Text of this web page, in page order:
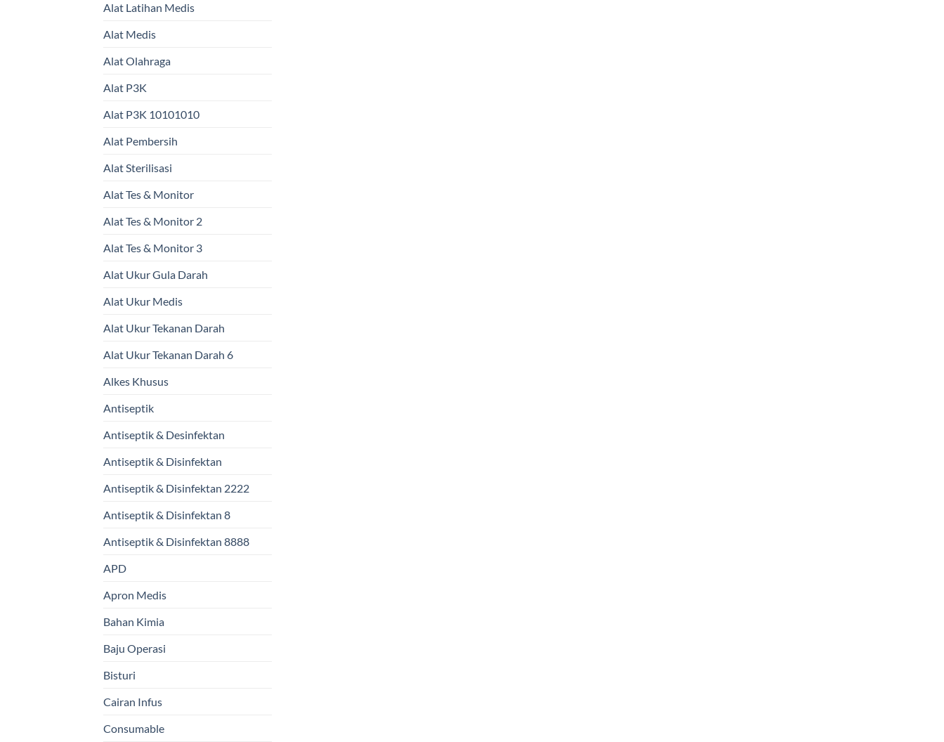
Alat Latihan Medis
Alat Medis
Alat Olahraga
Alat P3K
Alat P3K 10101010
Alat Pembersih
Alat Sterilisasi
Alat Tes & Monitor
Alat Tes & Monitor 2
Alat Tes & Monitor 3
Alat Ukur Gula Darah
Alat Ukur Medis
Alat Ukur Tekanan Darah
Alat Ukur Tekanan Darah 6
Alkes Khusus
Antiseptik
Antiseptik & Desinfektan
Antiseptik & Disinfektan
Antiseptik & Disinfektan 2222
Antiseptik & Disinfektan 8
Antiseptik & Disinfektan 8888
APD
Apron Medis
Bahan Kimia
Baju Operasi
Bisturi
Cairan Infus
Consumable